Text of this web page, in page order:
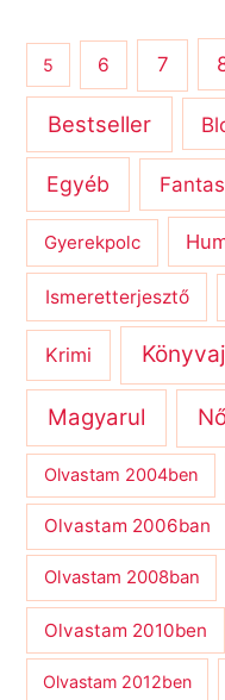
5 6 7
Bestseller
Egyéb
Gyerekpolc
Ismeretterjesztő
Krimi
Magyarul
Olvastam 2004ben
Olvastam 2006ban
Olvastam 2008ban
Olvastam 2010ben
Olvastam 2012ben